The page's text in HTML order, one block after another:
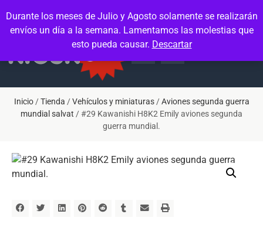
Durante los meses de Julio y Agosto solamente se realizarán
envíos un día a la semana. Lamentamos las molestias que
esto pueda causar. Descartar
Inicio/Tienda /Vehículos y miniaturas/Aviones segunda guerra
mundial salvat / #29 Kawanishi H8K2 Emily aviones segunda
guerra mundial.